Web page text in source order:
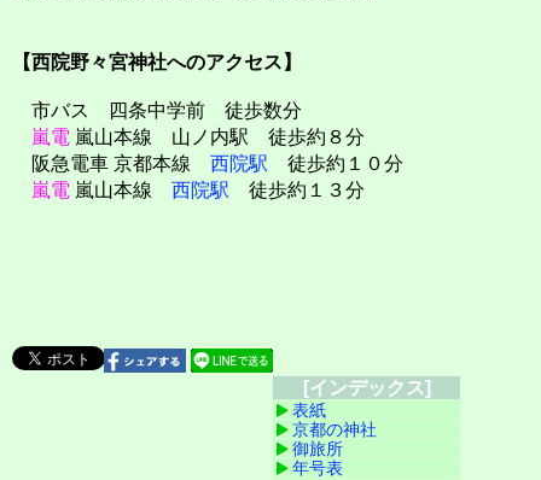
【西院野々宮神社へのアクセス】
市バス 四条中学前 徒歩数分
嵐電 嵐山本線 山ノ内駅 徒歩約８分
阪急電車 京都本線 西院駅 徒歩約１０分
嵐電 嵐山本線 西院駅 徒歩約１３分
[インデックス]
表紙
京都の神社
御旅所
年号表